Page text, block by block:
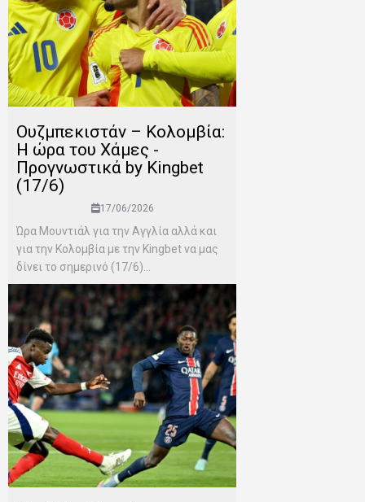
Ουζμπεκιστάν – Κολομβία:
Η ώρα του Χάμες -
Προγνωστικά by Kingbet
(17/6)
17/06/2026
Ώρα Μουντιάλ για την Αγγλία αλλά και
για την Κολομβία με την Kingbet να μας
δίνει το σημερινό (17/6)...